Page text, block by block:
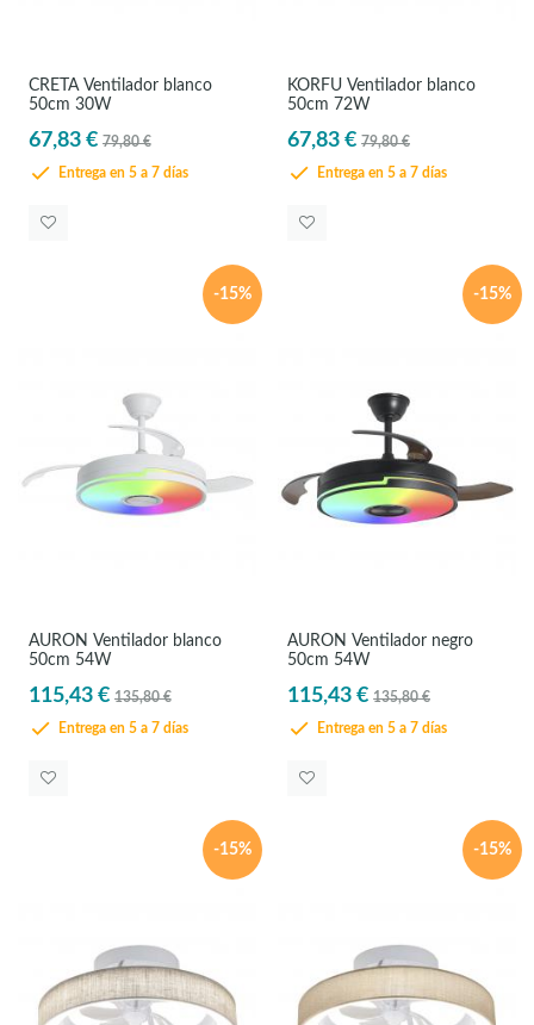
CRETA Ventilador blanco
50cm 30W
67,83 € 79,80 €
Entrega en 5 a 7 días
KORFU Ventilador blanco
50cm 72W
67,83 € 79,80 €
Entrega en 5 a 7 días
-15%
AURON Ventilador blanco
50cm 54W
115,43 € 135,80 €
Entrega en 5 a 7 días
-15%
AURON Ventilador negro
50cm 54W
115,43 € 135,80 €
Entrega en 5 a 7 días
-15% -15%